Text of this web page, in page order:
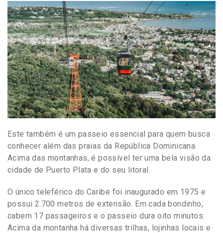
Este também é um passeio essencial para quem busca
conhecer além das praias da República Dominicana.
Acima das montanhas, é possível ter uma bela visão da
cidade de Puerto Plata e do seu litoral.
O único teleférico do Caribe foi inaugurado em 1975 e
possui 2.700 metros de extensão. Em cada bondinho,
cabem 17 passageiros e o passeio dura oito minutos.
Acima da montanha há diversas trilhas, lojinhas locais e